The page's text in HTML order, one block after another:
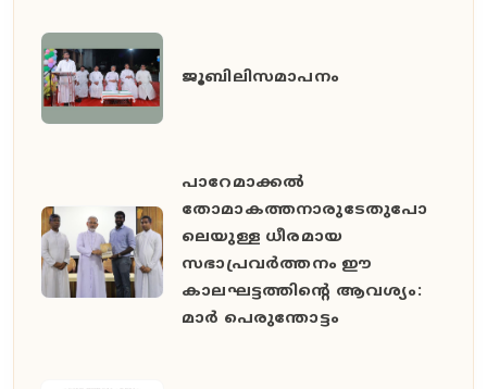
ജൂബിലിസമാപനം
പാറേമാക്കൽ
തോമാകത്തനാരുടേതുപോ
ലെയുള്ള ധീരമായ
സഭാപ്രവർത്തനം ഈ
കാലഘട്ടത്തിൻ്റെ ആവശ്യം:
മാർ പെരുന്തോട്ടം